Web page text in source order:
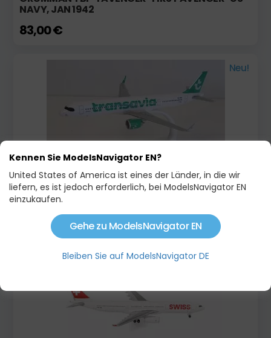
NAVY, JAN 1942
83,00 €
Neu!
AIRBUS A321NEO TRANSAVIA
22,90 €
Kennen Sie ModelsNavigator EN?
United States of America ist eines der Länder, in die wir
liefern, es ist jedoch erforderlich, bei ModelsNavigator EN
einzukaufen.
Gehe zu ModelsNavigator EN
Bleiben Sie auf ModelsNavigator DE